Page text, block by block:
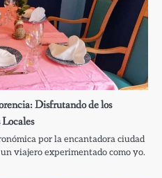
Disfrutando de los
por la encantadora ciudad
viajero experimentado como yo.